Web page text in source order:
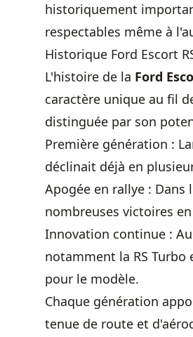
historiquement
respectables même à
Historique Ford Escort
L'histoire de la Ford
caractère unique au fil
distinguée par son
Première génération :
déclinait déjà en
Apogée en rallye : Dans
nombreuses victoires
Innovation continue :
notamment la RS
pour le modèle.
Chaque génération
tenue de route et